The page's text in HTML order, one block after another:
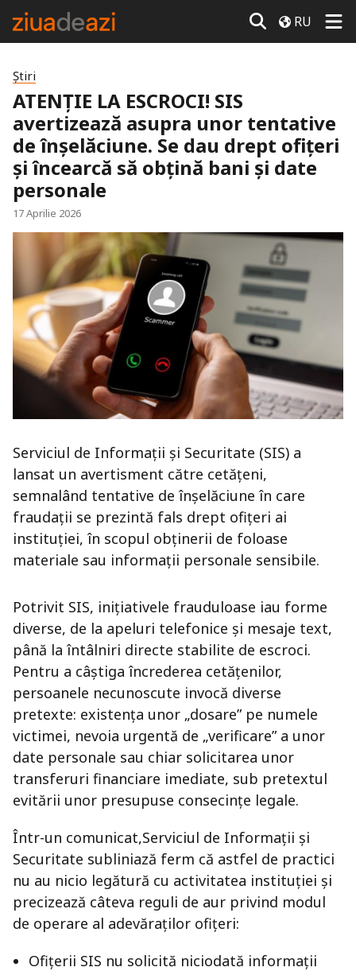
RU
Știri
ATENȚIE LA ESCROCI! SIS
avertizează asupra unor tentative
de înșelăciune. Se dau drept ofițeri
și încearcă să obțină bani și date
personale
17 Aprilie 2026
Serviciul de Informații și Securitate (SIS) a
lansat un avertisment către cetățeni,
semnalând tentative de înșelăciune în care
fraudații se prezintă fals drept ofițeri ai
instituției, în scopul obținerii de foloase
materiale sau informații personale sensibile.
Potrivit SIS, inițiativele frauduloase iau forme
diverse, de la apeluri telefonice și mesaje text,
până la întâlniri directe stabilite de escroci.
Pentru a câștiga încrederea cetățenilor,
persoanele necunoscute invocă diverse
pretexte: existența unor „dosare” pe numele
victimei, nevoia urgentă de „verificare” a unor
date personale sau chiar solicitarea unor
transferuri financiare imediate, sub pretextul
evitării unor presupuse consecințe legale.
Într-un comunicat,Serviciul de Informații și
Securitate subliniază ferm că astfel de practici
nu au nicio legătură cu activitatea instituției și
precizează câteva reguli de aur privind modul
de operare al adevăraților ofițeri:
Ofițerii SIS nu solicită niciodată informații